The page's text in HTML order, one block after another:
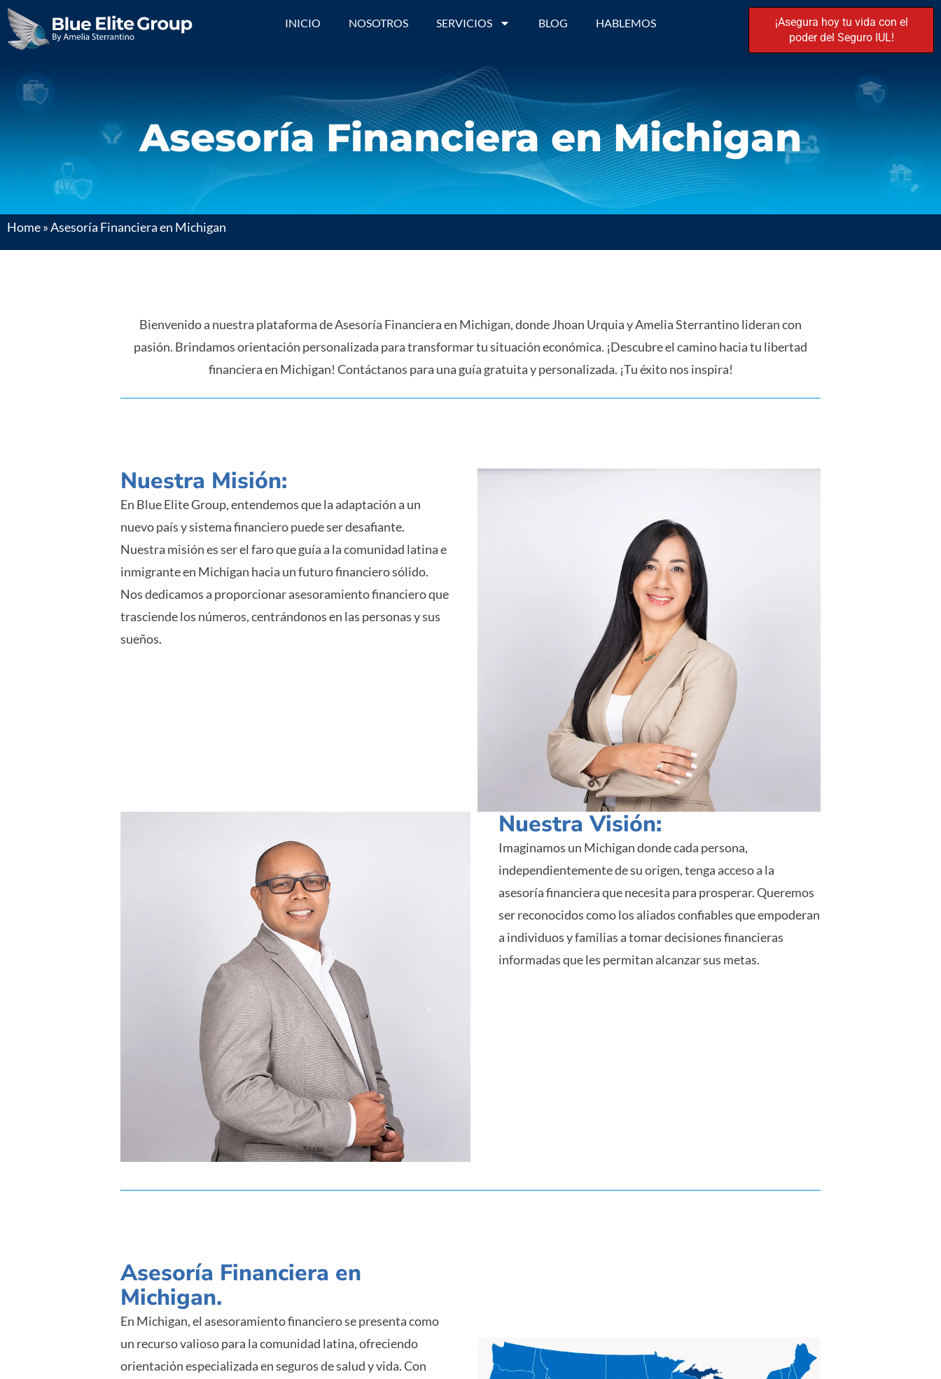
INICIO NOSOTROS SERVICIOS BLOG HABLEMOS
¡Asegura hoy tu vida con el
poder del Seguro IUL!
Asesoría Financiera en Michigan
Home»Asesoría Financiera en Michigan
Bienvenido a nuestra plataforma de Asesoría Financiera en Michigan, donde Jhoan Urquia y Amelia Sterrantino lideran con
pasión. Brindamos orientación personalizada para transformar tu situación económica. ¡Descubre el camino hacia tu libertad
financiera en Michigan! Contáctanos para una guía gratuita y personalizada. ¡Tu éxito nos inspira!
Nuestra Misión:
En Blue Elite Group, entendemos que la adaptación a un
nuevo país y sistema financiero puede ser desafiante.
Nuestra misión es ser el faro que guía a la comunidad latina e
inmigrante en Michigan hacia un futuro financiero sólido.
Nos dedicamos a proporcionar asesoramiento financiero que
trasciende los números, centrándonos en las personas y sus
sueños.
Nuestra Visión:
Imaginamos un Michigan donde cada persona,
independientemente de su origen, tenga acceso a la
asesoría financiera que necesita para prosperar. Queremos
ser reconocidos como los aliados confiables que empoderan
a individuos y familias a tomar decisiones financieras
informadas que les permitan alcanzar sus metas.
Asesoría Financiera en
Michigan.
En Michigan, el asesoramiento financiero se presenta como
un recurso valioso para la comunidad latina, ofreciendo
orientación especializada en seguros de salud y vida. Con